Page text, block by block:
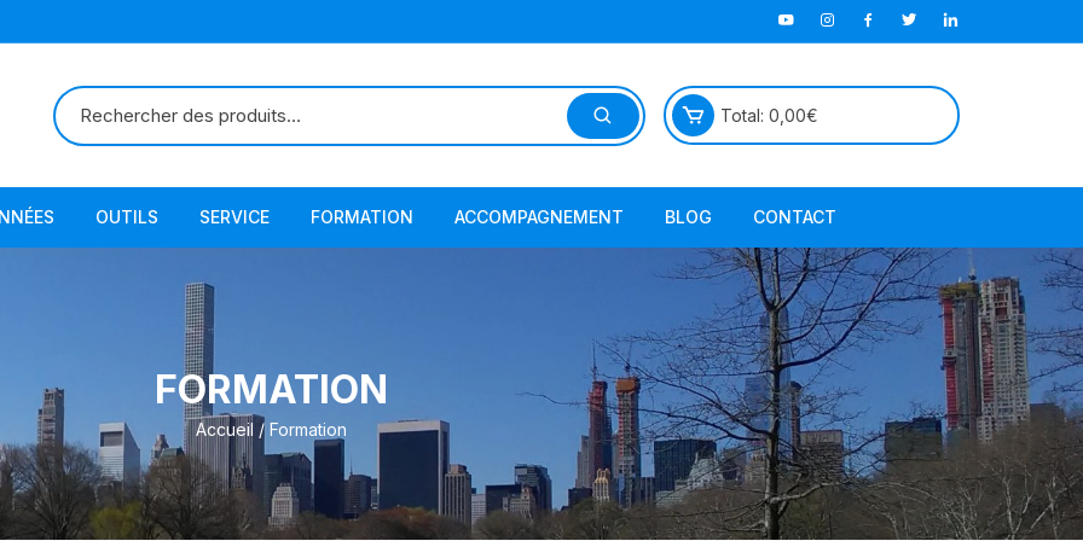
Total: 0,00€
OUTILS SERVICE FORMATION ACCOMPAGNEMENT BLOG
TutorielGeo
CONTACT
FORMATION
Accueil / Formation